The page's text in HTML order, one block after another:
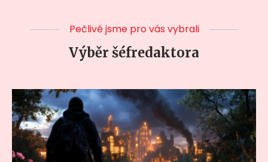
Pečlivě jsme pro vás vybrali
Výběr šéfredaktora